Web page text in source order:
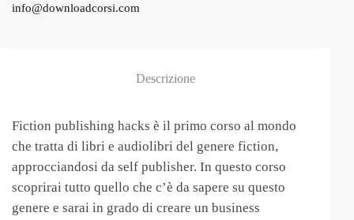
info@downloadcorsi.com
Descrizione
Fiction publishing hacks è il primo corso al mondo
che tratta di libri e audiolibri del genere fiction,
approcciandosi da self publisher. In questo corso
scoprirai tutto quello che c’è da sapere su questo
genere e sarai in grado di creare un business